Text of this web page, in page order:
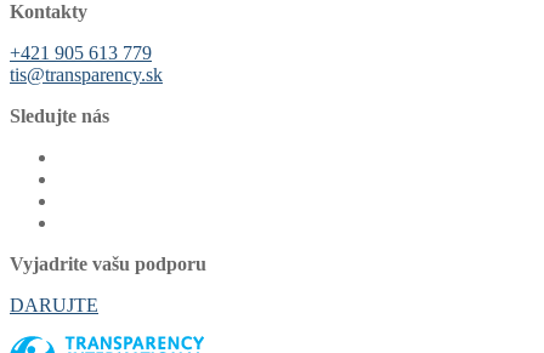
Kontakty
+421 905 613 779
tis@transparency.sk
Sledujte nás
Vyjadrite vašu podporu
DARUJTE